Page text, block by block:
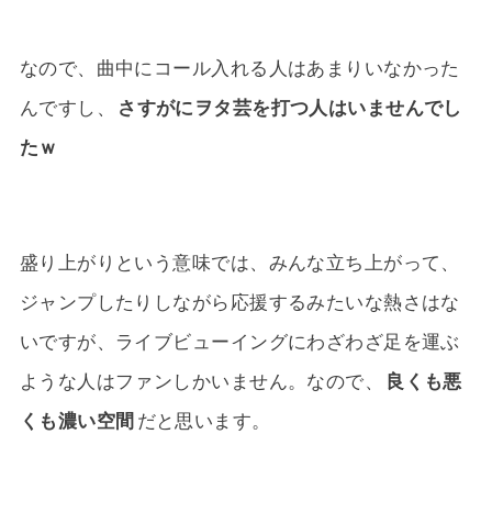
なので、曲中にコール入れる人はあまりいなかった
んですし、
さすがにヲタ芸を打つ人はいませんでし
たｗ
盛り上がりという意味では、みんな立ち上がって、
ジャンプしたりしながら応援するみたいな熱さはな
いですが、ライブビューイングにわざわざ足を運ぶ
ような人はファンしかいません。なので、
良くも悪
くも濃い空間 だと思います。